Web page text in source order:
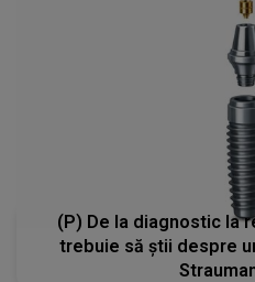
(P) De la diagnostic la
trebuie să știi despre